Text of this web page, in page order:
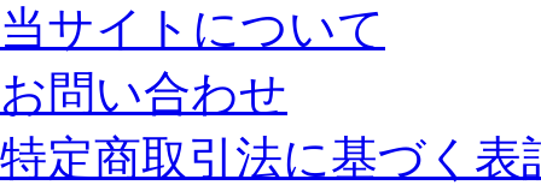
当サイトについて
お問い合わせ
特定商取引法に基づく表